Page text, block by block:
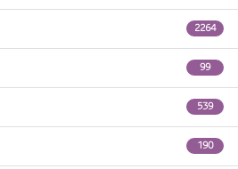
2264
99
539
190